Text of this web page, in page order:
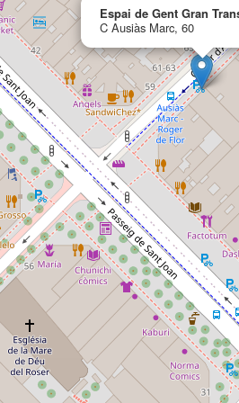
Espai de Gent Gran
C Ausiàs Marc, 60